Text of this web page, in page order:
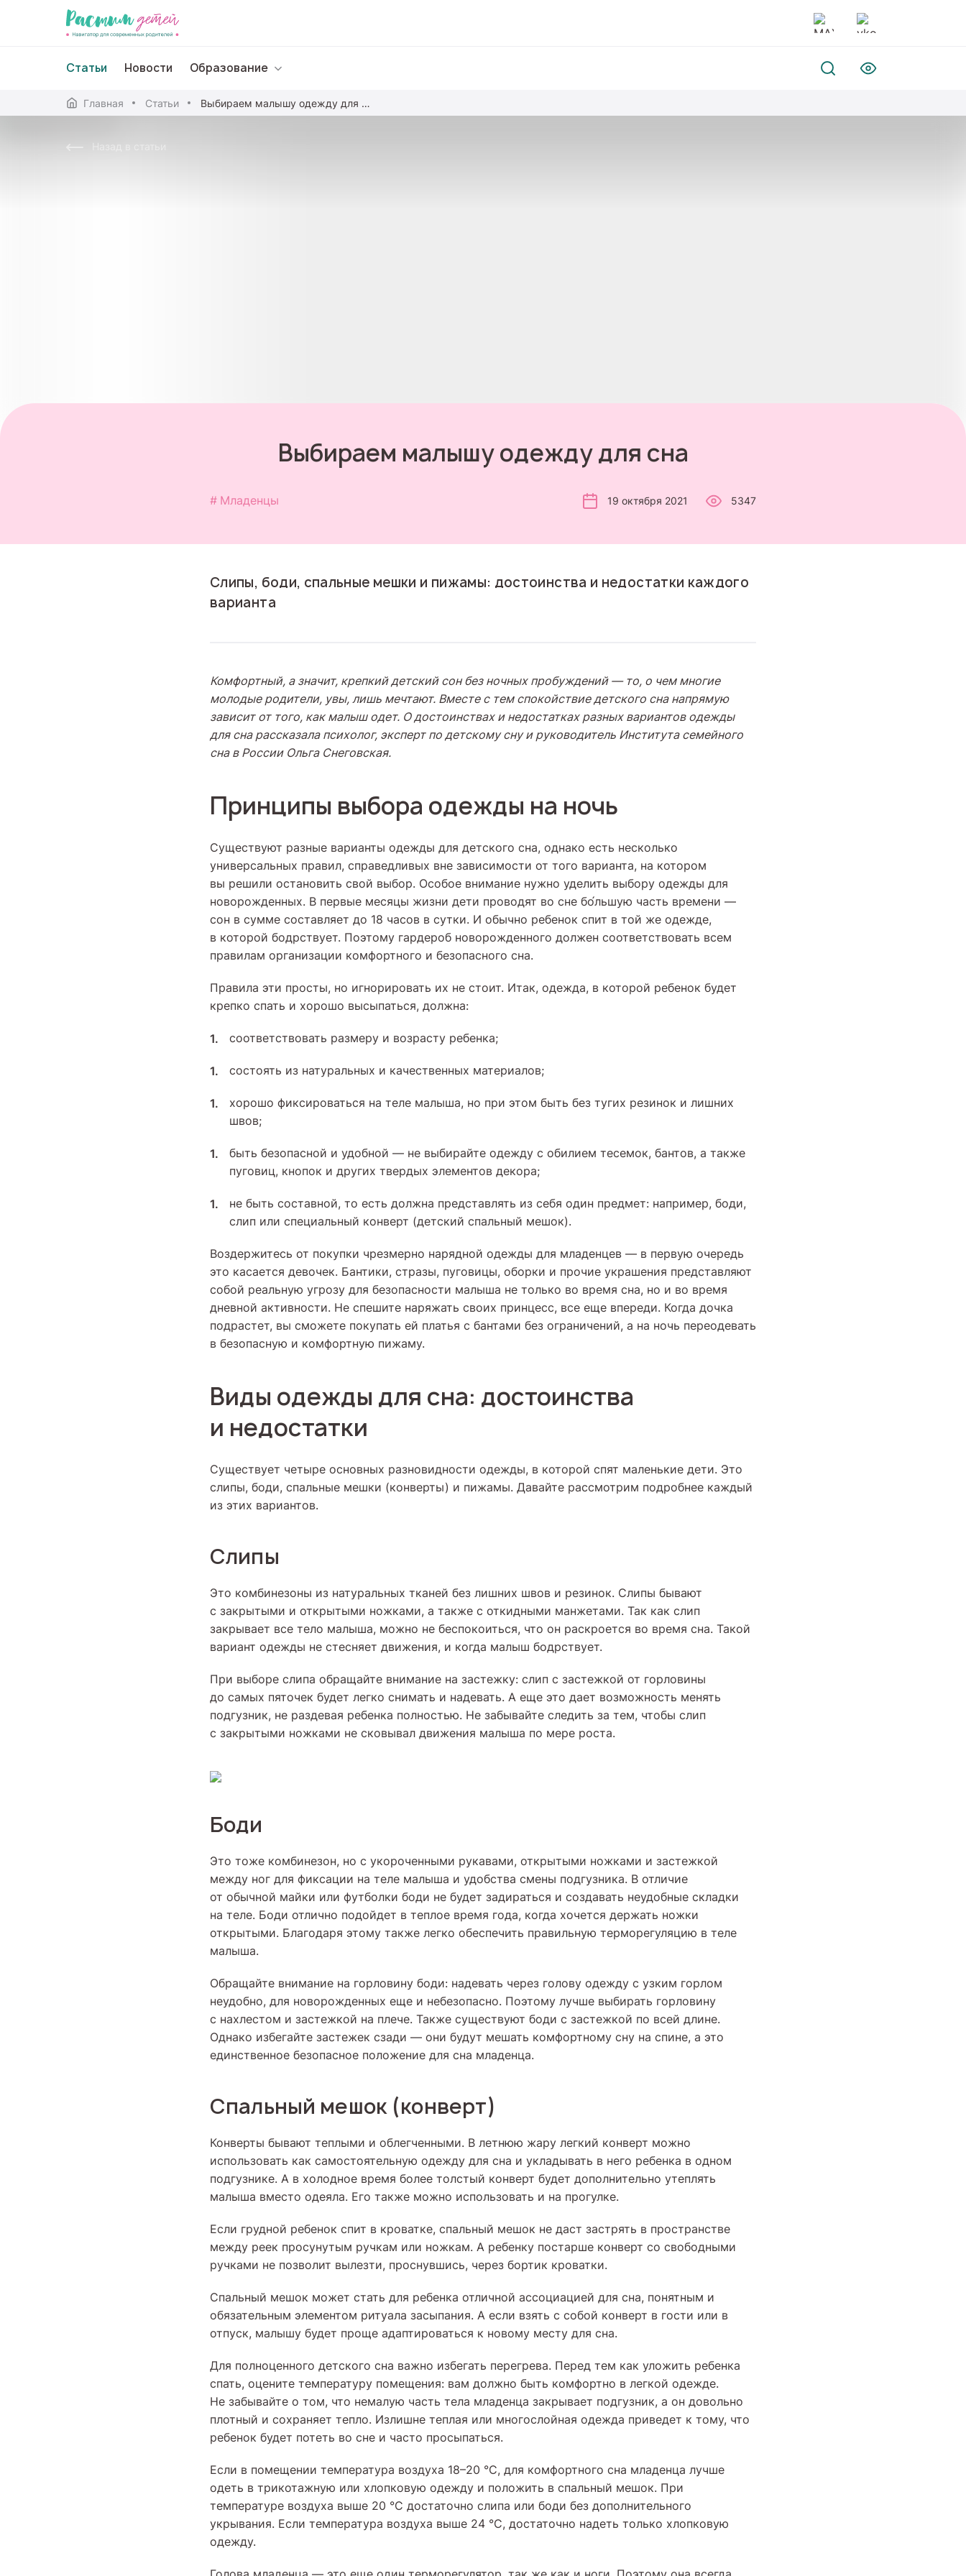
Статьи Новости Образование
Главная Статьи Выбираем малышу одежду для сна
Назад в статьи
Выбираем малышу одежду для сна
Младенцы 19 октября 2021 5347
Слипы, боди, спальные мешки и пижамы: достоинства и недостатки каждого
варианта
Комфортный, а значит, крепкий детский сон без ночных пробуждений — то, о чем многие
молодые родители, увы, лишь мечтают. Вместе с тем спокойствие детского сна напрямую
зависит от того, как малыш одет. О достоинствах и недостатках разных вариантов одежды
для сна рассказала психолог, эксперт по детскому сну и руководитель Института семейного
сна в России Ольга Снеговская.
Принципы выбора одежды на ночь
Существуют разные варианты одежды для детского сна, однако есть несколько
универсальных правил, справедливых вне зависимости от того варианта, на котором
вы решили остановить свой выбор. Особое внимание нужно уделить выбору одежды для
новорожденных. В первые месяцы жизни дети проводят во сне бо́льшую часть времени —
сон в сумме составляет до 18 часов в сутки. И обычно ребенок спит в той же одежде,
в которой бодрствует. Поэтому гардероб новорожденного должен соответствовать всем
правилам организации комфортного и безопасного сна.
Правила эти просты, но игнорировать их не стоит. Итак, одежда, в которой ребенок будет
крепко спать и хорошо высыпаться, должна:
соответствовать размеру и возрасту ребенка;
состоять из натуральных и качественных материалов;
хорошо фиксироваться на теле малыша, но при этом быть без тугих резинок и лишних
швов;
быть безопасной и удобной — не выбирайте одежду с обилием тесемок, бантов, а также
пуговиц, кнопок и других твердых элементов декора;
не быть составной, то есть должна представлять из себя один предмет: например, боди,
слип или специальный конверт (детский спальный мешок).
Воздержитесь от покупки чрезмерно нарядной одежды для младенцев — в первую очередь
это касается девочек. Бантики, стразы, пуговицы, оборки и прочие украшения представляют
собой реальную угрозу для безопасности малыша не только во время сна, но и во время
дневной активности. Не спешите наряжать своих принцесс, все еще впереди. Когда дочка
подрастет, вы сможете покупать ей платья с бантами без ограничений, а на ночь переодевать
в безопасную и комфортную пижаму.
Виды одежды для сна: достоинства
и недостатки
Существует четыре основных разновидности одежды, в которой спят маленькие дети. Это
слипы, боди, спальные мешки (конверты) и пижамы. Давайте рассмотрим подробнее каждый
из этих вариантов.
Слипы
Это комбинезоны из натуральных тканей без лишних швов и резинок. Слипы бывают
с закрытыми и открытыми ножками, а также с откидными манжетами. Так как слип
закрывает все тело малыша, можно не беспокоиться, что он раскроется во время сна. Такой
вариант одежды не стесняет движения, и когда малыш бодрствует.
При выборе слипа обращайте внимание на застежку: слип с застежкой от горловины
до самых пяточек будет легко снимать и надевать. А еще это дает возможность менять
подгузник, не раздевая ребенка полностью. Не забывайте следить за тем, чтобы слип
с закрытыми ножками не сковывал движения малыша по мере роста.
Боди
Это тоже комбинезон, но с укороченными рукавами, открытыми ножками и застежкой
между ног для фиксации на теле малыша и удобства смены подгузника. В отличие
от обычной майки или футболки боди не будет задираться и создавать неудобные складки
на теле. Боди отлично подойдет в теплое время года, когда хочется держать ножки
открытыми. Благодаря этому также легко обеспечить правильную терморегуляцию в теле
малыша.
Обращайте внимание на горловину боди: надевать через голову одежду с узким горлом
неудобно, для новорожденных еще и небезопасно. Поэтому лучше выбирать горловину
с нахлестом и застежкой на плече. Также существуют боди с застежкой по всей длине.
Однако избегайте застежек сзади — они будут мешать комфортному сну на спине, а это
единственное безопасное положение для сна младенца.
Спальный мешок (конверт)
Конверты бывают теплыми и облегченными. В летнюю жару легкий конверт можно
использовать как самостоятельную одежду для сна и укладывать в него ребенка в одном
подгузнике. А в холодное время более толстый конверт будет дополнительно утеплять
малыша вместо одеяла. Его также можно использовать и на прогулке.
Если грудной ребенок спит в кроватке, спальный мешок не даст застрять в пространстве
между реек просунутым ручкам или ножкам. А ребенку постарше конверт со свободными
ручками не позволит вылезти, проснувшись, через бортик кроватки.
Спальный мешок может стать для ребенка отличной ассоциацией для сна, понятным и
обязательным элементом ритуала засыпания. А если взять с собой конверт в гости или в
отпуск, малышу будет проще адаптироваться к новому месту для сна.
Для полноценного детского сна важно избегать перегрева. Перед тем как уложить ребенка
спать, оцените температуру помещения: вам должно быть комфортно в легкой одежде.
Не забывайте о том, что немалую часть тела младенца закрывает подгузник, а он довольно
плотный и сохраняет тепло. Излишне теплая или многослойная одежда приведет к тому, что
ребенок будет потеть во сне и часто просыпаться.
Если в помещении температура воздуха 18–20 °C, для комфортного сна младенца лучше
одеть в трикотажную или хлопковую одежду и положить в спальный мешок. При
температуре воздуха выше 20 °C достаточно слипа или боди без дополнительного
укрывания. Если температура воздуха выше 24 °C, достаточно надеть только хлопковую
одежду.